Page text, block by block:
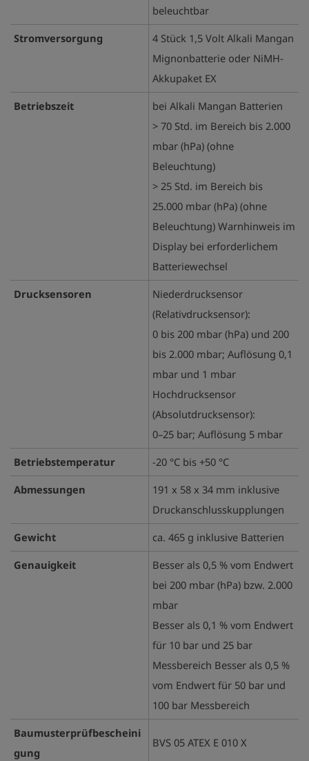
beleuchtbar
Stromversorgung
4 Stück 1,5 Volt Alkali Mangan
Mignonbatterie oder NiMH-
Akkupaket EX
Betriebszeit
bei Alkali Mangan Batterien
> 70 Std. im Bereich bis 2.000
mbar (hPa) (ohne
Beleuchtung)
> 25 Std. im Bereich bis
25.000 mbar (hPa) (ohne
Beleuchtung) Warnhinweis im
Display bei erforderlichem
Batteriewechsel
Drucksensoren
Niederdrucksensor
(Relativdrucksensor):
0 bis 200 mbar (hPa) und 200
bis 2.000 mbar; Auflösung 0,1
mbar und 1 mbar
Hochdrucksensor
(Absolutdrucksensor):
0–25 bar; Auflösung 5 mbar
Betriebstemperatur
-20 °C bis +50 °C
Abmessungen
191 x 58 x 34 mm inklusive
Druckanschlusskupplungen
Gewicht
ca. 465 g inklusive Batterien
Genauigkeit
Besser als 0,5 % vom Endwert
bei 200 mbar (hPa) bzw. 2.000
mbar
Besser als 0,1 % vom Endwert
für 10 bar und 25 bar
Messbereich Besser als 0,5 %
vom Endwert für 50 bar und
100 bar Messbereich
Baumusterprüfbescheini
gung
BVS 05 ATEX E 010 X